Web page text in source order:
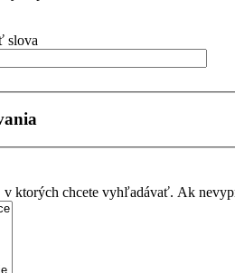
slova
ktorých chcete vyhľadávať. Ak